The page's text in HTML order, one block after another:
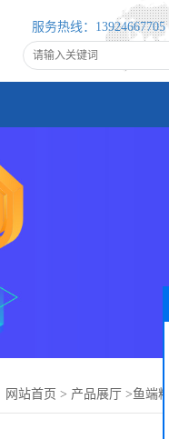
服务热线： 13924667705
网站首页 > 产品展厅 >鱼端